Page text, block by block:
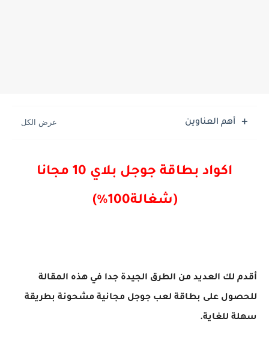
أهم العناوين
اكواد بطاقة جوجل بلاي 10 مجانا
(شغالة100%)
أقدم لك العديد من الطرق الجيدة جدا في هذه المقالة
للحصول على بطاقة لعب جوجل مجانية مشحونة بطريقة
سهلة للغاية.